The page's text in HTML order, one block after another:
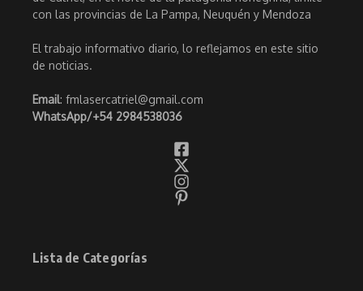
con las provincias de La Pampa, Neuquén y Mendoza
El trabajo informativo diario, lo reflejamos en este sitio
de noticias.
Email: fmlasercatriel@gmail.com
WhatsApp/+54 2984538036
Lista de Categorías